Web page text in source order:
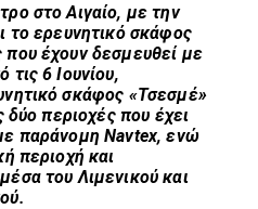
στο Αιγαίο, με την
το ερευνητικό σκάφος
έχουν δεσμευθεί με
6 Ιουνίου,
σκάφος «Τσεσμέ»
δύο περιοχές που έχει
παράνομη Navtex, ενώ
περιοχή και
του Λιμενικού και